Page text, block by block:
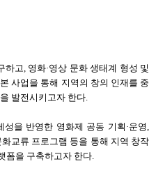
하고, 영화·영상 문화 생태계 형성 및
사업을 통해 지역의 창의 인재를 중
발전시키고자 한다.
성을 반영한 영화제 공동 기획 ·운영,
화교류 프로그램 등을 통해 지역 창작
폼을 구축하고자 한다.